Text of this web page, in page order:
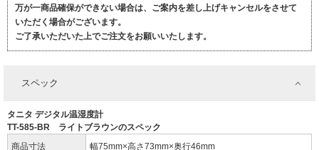
万が一商品確保ができない場合は、ご案内を差し上げキャンセルをさせて
いただく場合がございます。
ご了承いただいた上でご注文をお願いいたします。
スペック
タニタ デジタル温湿度計
TT-585-BR ライトブラウンのスペック
商品寸法
幅75mm×高さ73mm×奥行46mm